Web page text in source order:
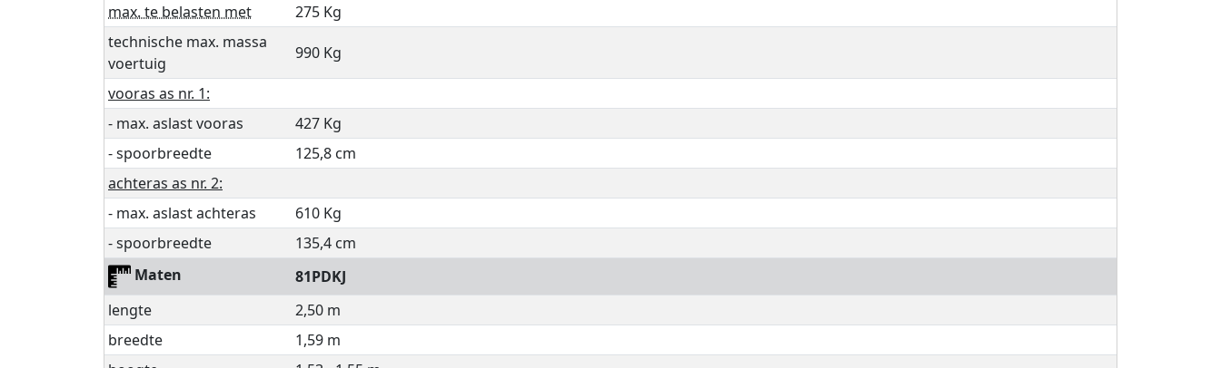
max. te belasten met
275 Kg
technische max. massa
voertuig
990 Kg
vooras as nr. 1:
- max. aslast vooras
427 Kg
- spoorbreedte
125,8 cm
achteras as nr. 2:
- max. aslast achteras
610 Kg
- spoorbreedte
135,4 cm
Maten
81PDKJ
lengte
2,50 m
breedte
1,59 m